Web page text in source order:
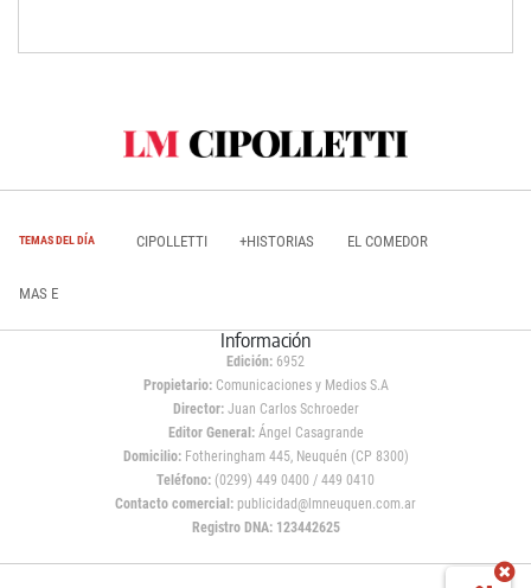
TEMAS DEL DÍA CIPOLLETTI +HISTORIAS EL COMEDOR
MAS E
Información
Edición: 6952
Propietario:Comunicaciones y Medios S.A
Director: Juan Carlos Schroeder
Editor General:Ángel Casagrande
Domicilio:Fotheringham 445, Neuquén (CP 8300)
Teléfono: (0299) 449 0400 / 449 0410
Contacto comercial: publicidad@lmneuquen.com.ar
Registro DNA: 123442625